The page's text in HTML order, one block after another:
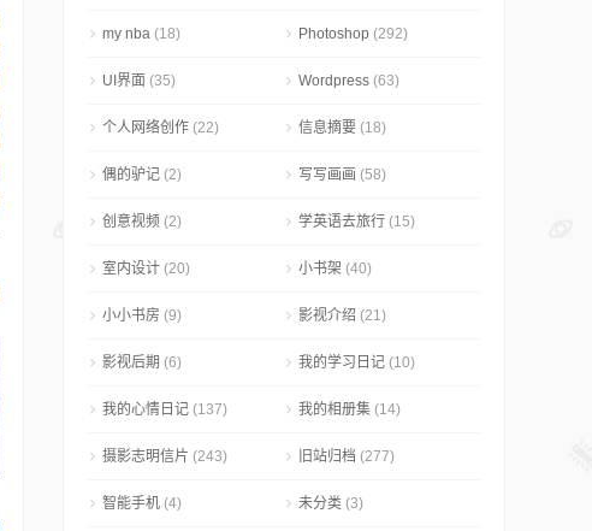
my nba (18) Photoshop (292)
UI界面 (35) Wordpress (63)
个人网络创作 (22) 信息摘要 (18)
偶的驴记 (2) 写写画画 (58)
创意视频 (2) 学英语去旅行 (15)
室内设计 (20) 小书架 (40)
小小书房 (9) 影视介绍 (21)
影视后期 (6) 我的学习日记 (10)
我的心情日记 (137) 我的相册集 (14)
摄影志明信片 (243) 旧站归档 (277)
智能手机 (4) 未分类 (3)